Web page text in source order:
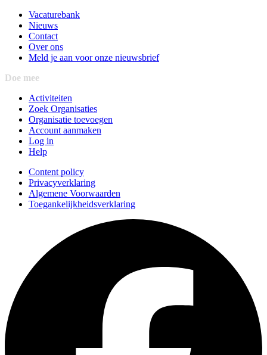
Vacaturebank
Nieuws
Contact
Over ons
Meld je aan voor onze nieuwsbrief
Doe mee
Activiteiten
Zoek Organisaties
Organisatie toevoegen
Account aanmaken
Log in
Help
Content policy
Privacyverklaring
Algemene Voorwaarden
Toegankelijkheidsverklaring